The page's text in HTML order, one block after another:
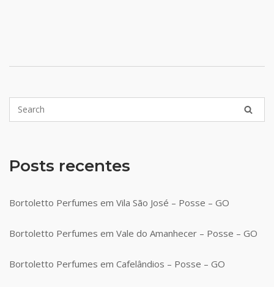
Posts recentes
Bortoletto Perfumes em Vila São José – Posse – GO
Bortoletto Perfumes em Vale do Amanhecer – Posse – GO
Bortoletto Perfumes em Cafelândios – Posse – GO